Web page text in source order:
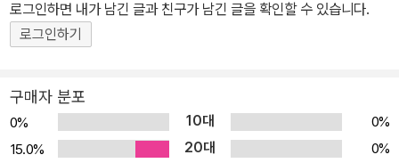
을 하는 사람들을 종종 만나게 된다. 그들이 나눠준 서베이에 참여하
다보면 우리가 에이즈를 한 쪽 눈을 감고 바라본다는 걸 알게 된다. 특
에이즈를 성과 관련된 질병으로 인식할 때 더욱더 눈을 감게 된다. 에
이즈에 대한 시선이 곱지 못한 것은 미국에서나 우리나라에서나 에이
즈가 나타난 상황과 시기를 무시할 수 없다. 이성애 중심의 성해방 과
로그인하면 내가 남긴 글과 친구가 남긴 글을 확인할 수 있습니다.
로그인하기
구매자 분포
0% 10대
0%
15.0%
20대
0%